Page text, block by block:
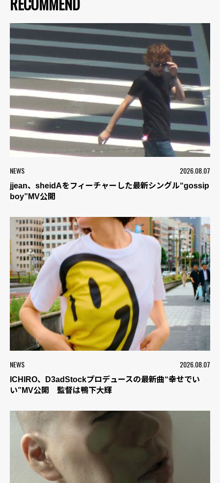
NEWS 2026.08.07
jjean、sheidAをフィーチャーした最新シングル“gossip
boy”MV公開
NEWS 2026.08.07
ICHIRO、D3adStockプロデュースの最新曲“幸せでい
い”MV公開 監督は鴨下大輝